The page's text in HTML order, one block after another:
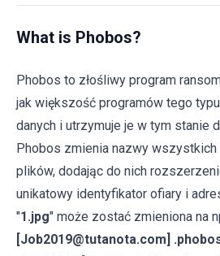
What is Phobos?
Phobos to złośliwy program
jak większość programów tego
danych i utrzymuje je w tym stanie
Phobos zmienia nazwy
plików, dodając do nich
unikatowy identyfikator ofiary i
"1.jpg" może zostać zmieniona na
[Job2019@tutanota.com]